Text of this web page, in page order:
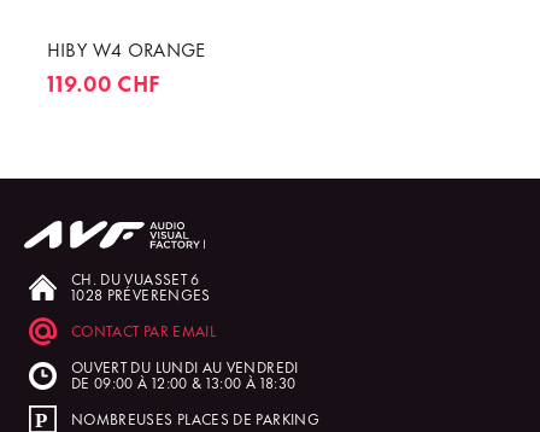
HIBY W4 ORANGE
119.00 CHF
CH. DU VUASSET 6
1028 PRÉVERENGES
CONTACT PAR EMAIL
OUVERT DU LUNDI AU VENDREDI
DE 09:00 À 12:00 & 13:00 À 18:30
NOMBREUSES PLACES DE PARKING